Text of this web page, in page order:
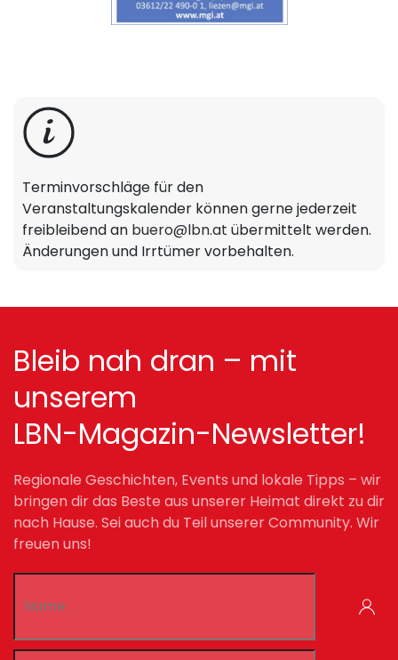
Terminvorschläge für den
Veranstaltungskalender können gerne jederzeit
freibleibend an buero@lbn.at übermittelt werden.
Änderungen und Irrtümer vorbehalten.
Bleib nah dran – mit
unserem
LBN-Magazin-Newsletter!
Regionale Geschichten, Events und lokale Tipps – wir
bringen dir das Beste aus unserer Heimat direkt zu dir
nach Hause. Sei auch du Teil unserer Community. Wir
freuen uns!